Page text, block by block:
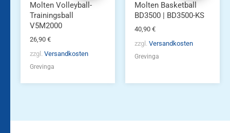
Molten Volleyball-
Trainingsball
V5M2000
26,90 €
zzgl. Versandkosten
Grevinga
Molten Basketball
BD3500 | BD3500-KS
40,90 €
zzgl. Versandkosten
Grevinga